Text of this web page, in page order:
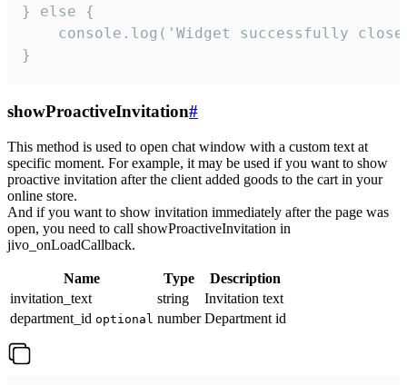
} else {
console.log('Widget successfully
}
showProactiveInvitation#
This method is used to open chat window with a custom text at
specific moment. For example, it may be used if you want to show
proactive invitation after the client added goods to the cart in your
online store.
And if you want to show invitation immediately after the page was
open, you need to call showProactiveInvitation in
jivo_onLoadCallback.
Name Type
Description
invitation_text
string
Invitation text
department_id optional number Department id